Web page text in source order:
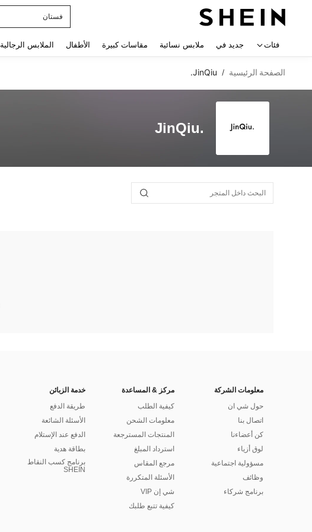
فستان
فئات جديد في ملابس نسائية مقاسات كبيرة الأطفال الملابس الرجالية
الصفحة الرئيسية /
JinQiu.
JinQiu.
معلومات الشركة
حول شي ان
اتصال بنا
كن أعضاءنا
لوق أزياء
مسؤولية اجتماعية
وظائف
برنامج شركاء
مركز & المساعدة
كيفية الطلب
معلومات الشحن
المنتجات المسترجعة
استرداد المبلغ
مرجع المقاس
الأسئلة المتكررة
شي إن VIP
كيفية تتبع طلبك
خدمة الزبائن
طريقة الدفع
الأسئلة الشائعة
الدفع عند الإستلام
بطاقة هدية
برنامج كسب النقاط
SHEIN